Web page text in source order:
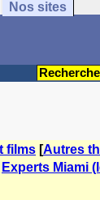
Nos sites
films [Autres
Experts Miami